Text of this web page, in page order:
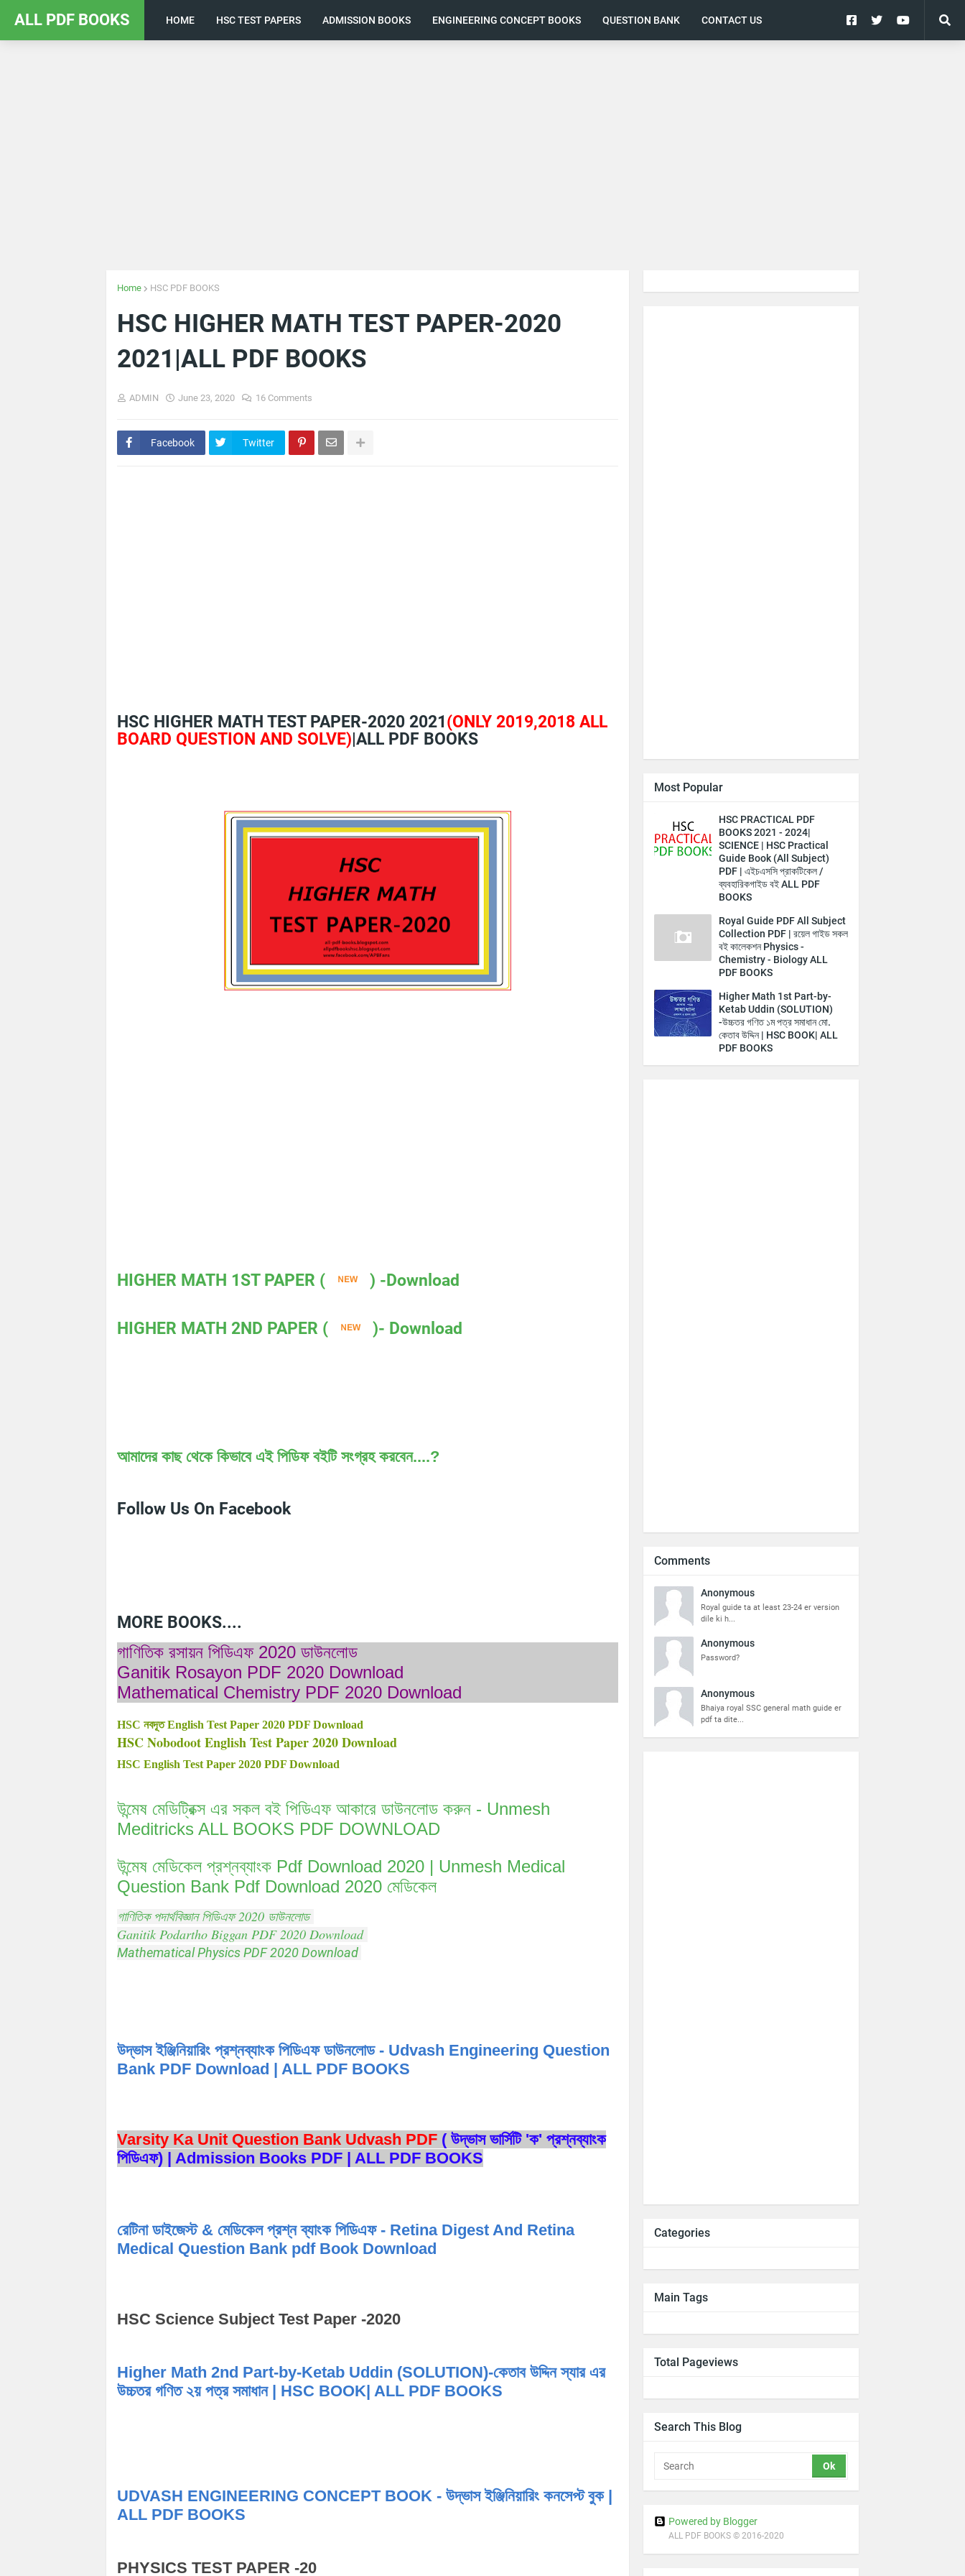
ALL PDF BOOKS HOME HSC TEST PAPERS ADMISSION BOOKS ENGINEERING CONCEPT BOOKS QUESTION BANK CONTACT US
Home HSC PDF BOOKS
HSC HIGHER MATH TEST PAPER-2020
2021|ALL PDF BOOKS
ADMIN June 23, 2020 16 Comments
Facebook Twitter
HSC HIGHER MATH TEST PAPER-2020 2021 (ONLY 2019,2018 ALL
BOARD QUESTION AND SOLVE) |ALL PDF BOOKS
HIGHER MATH 1ST PAPER ( ) -Download
HIGHER MATH 2ND PAPER ( )- Download
আমাদের কাছ থেকে কিভাবে এই পিডিফ বইটি সংগ্রহ করবেন....?
Follow Us On Facebook
MORE BOOKS....
গাণিতিক রসায়ন পিডিএফ 2020 ডাউনলোড
Ganitik Rosayon PDF 2020 Download
Mathematical Chemistry PDF 2020 Download
HSC নবদূত English Test Paper 2020 PDF Download
HSC Nobodoot English Test Paper 2020 Download
HSC English Test Paper 2020 PDF Download
উন্মেষ মেডিট্রিক্স এর সকল বই পিডিএফ আকারে ডাউনলোড করুন - Unmesh
Meditricks ALL BOOKS PDF DOWNLOAD
উন্মেষ মেডিকেল প্রশ্নব্যাংক Pdf Download 2020 | Unmesh Medical
Question Bank Pdf Download 2020 মেডিকেল
গাণিতিক পদার্থবিজ্ঞান পিডিএফ 2020 ডাউনলোড
Ganitik Podartho Biggan PDF 2020 Download
Mathematical Physics PDF 2020 Download
উদ্ভাস ইঞ্জিনিয়ারিং প্রশ্নব্যাংক পিডিএফ ডাউনলোড - Udvash Engineering Question
Bank PDF Download | ALL PDF BOOKS
Varsity Ka Unit Question Bank Udvash PDF ( উদ্ভাস ভার্সিটি 'ক' প্রশ্নব্যাংক
পিডিএফ) | Admission Books PDF | ALL PDF BOOKS
রেটিনা ডাইজেস্ট & মেডিকেল প্রশ্ন ব্যাংক পিডিএফ - Retina Digest And Retina
Medical Question Bank pdf Book Download
HSC Science Subject Test Paper -2020
Higher Math 2nd Part-by-Ketab Uddin (SOLUTION)-কেতাব উদ্দিন স্যার এর
উচ্চতর গণিত ২য় পত্র সমাধান | HSC BOOK| ALL PDF BOOKS
UDVASH ENGINEERING CONCEPT BOOK - উদ্ভাস ইঞ্জিনিয়ারিং কনসেপ্ট বুক |
ALL PDF BOOKS
PHYSICS TEST PAPER -20
Most Popular
HSC PRACTICAL PDF
BOOKS 2021 - 2024|
SCIENCE | HSC Practical
Guide Book (All Subject)
PDF | এইচএসসি প্রাকটিকেল /
ব্যবহারিকগাইড বই ALL PDF
BOOKS
Royal Guide PDF All Subject
Collection PDF | রয়েল গাইড সকল
বই কালেকশন Physics -
Chemistry - Biology ALL
PDF BOOKS
Higher Math 1st Part-by-
Ketab Uddin (SOLUTION)
-উচ্চতর গণিত ১ম পত্র সমাধান মো.
কেতাব উদ্দিন | HSC BOOK| ALL
PDF BOOKS
Comments
Anonymous
Royal guide ta at least 23-24 er version
dile ki h...
Anonymous
Password?
Anonymous
Bhaiya royal SSC general math guide er
pdf ta dite...
Categories
Main Tags
Total Pageviews
Search This Blog
Powered by Blogger
ALL PDF BOOKS © 2016-2020